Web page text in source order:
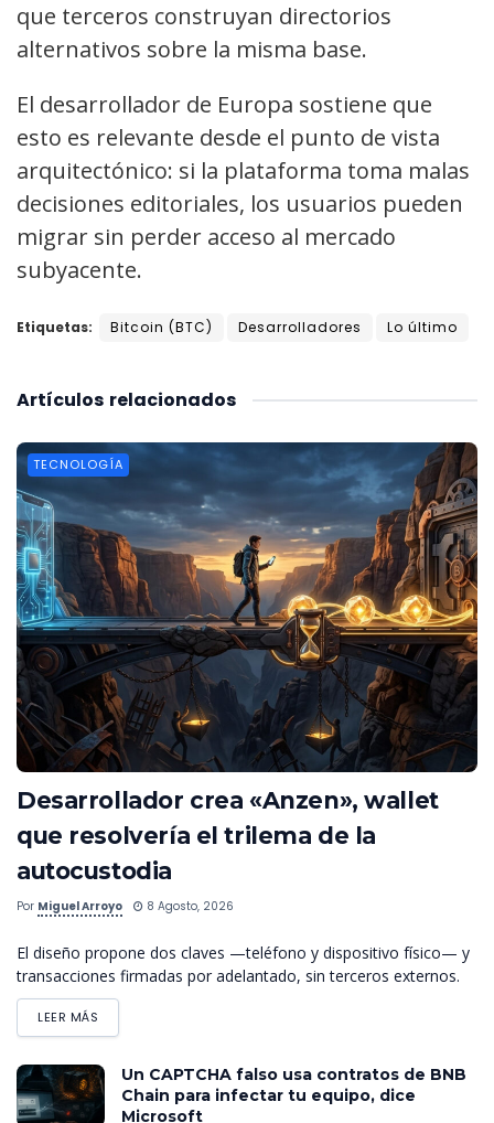
que terceros construyan directorios
alternativos sobre la misma base.
El desarrollador de Europa sostiene que
esto es relevante desde el punto de vista
arquitectónico: si la plataforma toma malas
decisiones editoriales, los usuarios pueden
migrar sin perder acceso al mercado
subyacente.
Etiquetas: Bitcoin (BTC) Desarrolladores Lo último
relacionados
Artículos
TECNOLOGÍA
Desarrollador crea «Anzen», wallet
que resolvería el trilema de la
autocustodia
Por Miguel Arroyo 8 Agosto, 2026
El diseño propone dos claves —teléfono y dispositivo físico— y
transacciones firmadas por adelantado, sin terceros externos.
LEER MÁS
Un CAPTCHA falso usa contratos de BNB
Chain para infectar tu equipo, dice
Microsoft